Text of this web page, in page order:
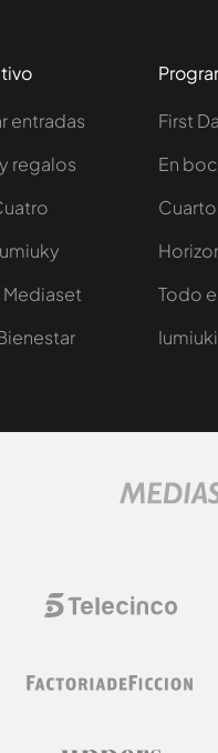
entradas
regalos
First
En
Todo
Iumiuki